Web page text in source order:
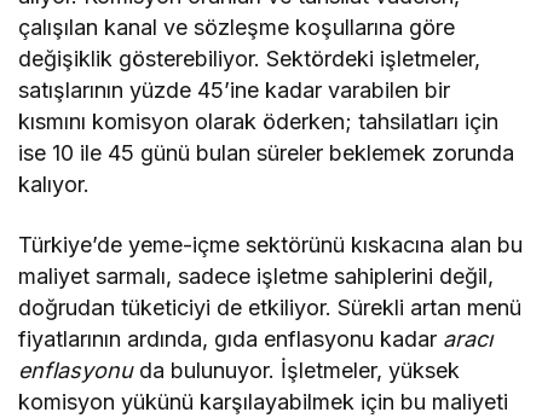
çalışılan kanal ve sözleşme koşullarına göre
değişiklik gösterebiliyor. Sektördeki işletmeler,
satışlarının yüzde 45’ine kadar varabilen bir
kısmını komisyon olarak öderken; tahsilatları için
ise 10 ile 45 günü bulan süreler beklemek zorunda
kalıyor.
Türkiye’de yeme-içme sektörünü kıskacına alan bu
maliyet sarmalı, sadece işletme sahiplerini değil,
doğrudan tüketiciyi de etkiliyor. Sürekli artan menü
fiyatlarının ardında, gıda enflasyonu kadar aracı
enflasyonuda bulunuyor. İşletmeler, yüksek
komisyon yükünü karşılayabilmek için bu maliyeti